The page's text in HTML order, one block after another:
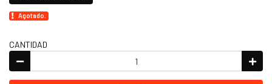
Agotado.
CANTIDAD